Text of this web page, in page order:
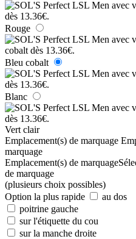
Rouge
Bleu cobalt
Blanc
Vert clair
Emplacement(s) de marquage
marquage
Emplacement(s) de marquage
de marquage
(plusieurs choix possibles)
Option la plus rapide
au dos
poitrine gauche
sur l'étiquette du cou
sur la manche droite